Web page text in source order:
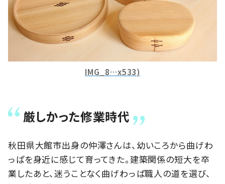
IMG_8…x533)
厳しかった修業時代
秋田県大館市出身の仲澤さんは、幼いころから曲げわ
っぱを身近に感じて育ってきた。建築関係の短大を卒
業したあと、迷うことなく曲げわっぱ職人の道を選び、